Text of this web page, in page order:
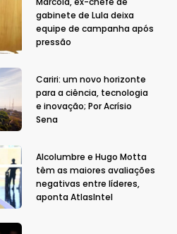
gabinete de Lula deixa
equipe de campanha após
pressão
Cariri: um novo horizonte
para a ciência, tecnologia
e inovação; Por Acrísio
Sena
Alcolumbre e Hugo Motta
têm as maiores avaliações
negativas entre líderes,
aponta AtlasIntel